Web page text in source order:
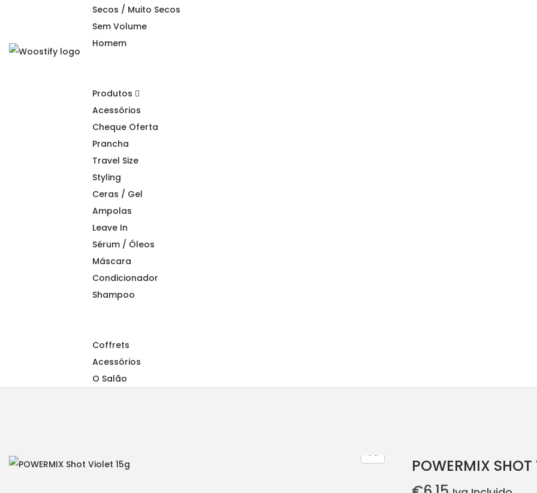
Secos / Muito Secos
Sem Volume
Homem
Produtos
Acessórios
Cheque Oferta
Prancha
Travel Size
Styling
Ceras / Gel
Ampolas
Leave In
Sérum / Óleos
Máscara
Condicionador
Shampoo
Coffrets
Acessórios
O Salão
POWERMIX SHOT